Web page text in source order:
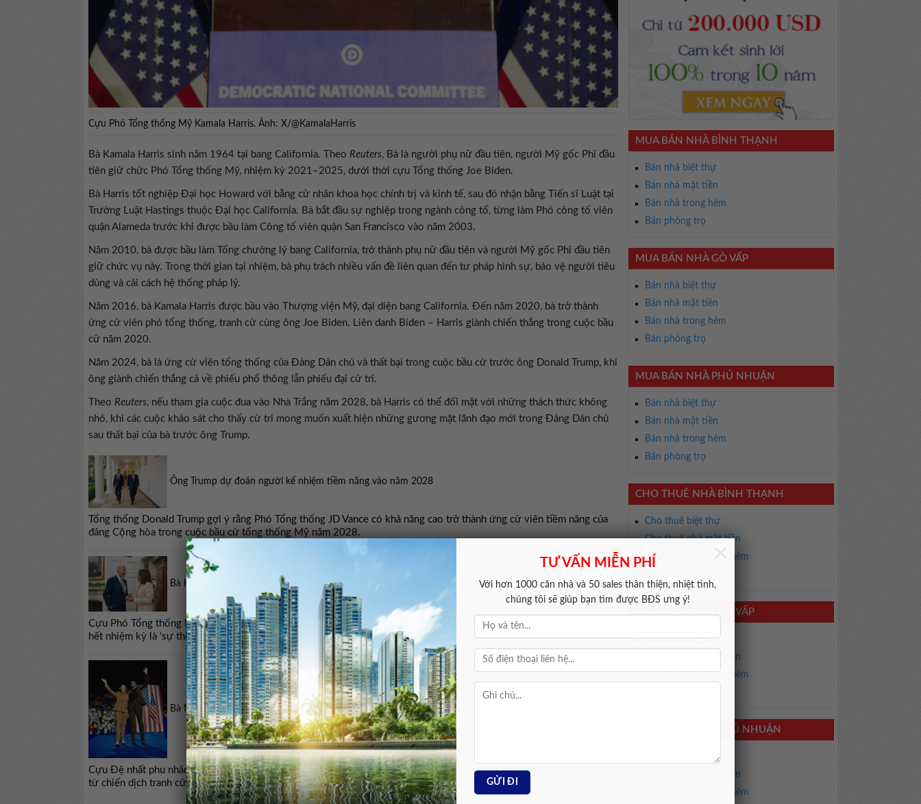
TƯ VẤN MIỄN PHÍ
Với hơn 1000 căn nhà và 50 sales thân thiện, nhiệt tình,
chúng tôi sẽ giúp bạn tìm được BĐS ưng ý!
Cựu Phó Tổng thống Mỹ Kamala Harris. Ảnh: X/@KamalaHarris
Bà Kamala Harris sinh năm 1964 tại bang California. Theo Reuters, Bà là người phụ nữ đầu tiên, người Mỹ gốc Phi đầu
tiên giữ chức Phó Tổng thống Mỹ, nhiệm kỳ 2021–2025, dưới thời cựu Tổng thống Joe Biden.
Bà Harris tốt nghiệp Đại học Howard với bằng cử nhân khoa học chính trị và kinh tế, sau đó nhận bằng Tiến sĩ Luật tại
Trường Luật Hastings thuộc Đại học California. Bà bắt đầu sự nghiệp trong ngành công tố, từng làm Phó công tố viên
quận Alameda trước khi được bầu làm Công tố viên quận San Francisco vào năm 2003.
Năm 2010, bà được bầu làm Tổng chưởng lý bang California, trở thành phụ nữ đầu tiên và người Mỹ gốc Phi đầu tiên
giữ chức vụ này. Trong thời gian tại nhiệm, bà phụ trách nhiều vấn đề liên quan đến tư pháp hình sự, bảo vệ người tiêu
dùng và cải cách hệ thống pháp lý.
Năm 2016, bà Kamala Harris được bầu vào Thượng viện Mỹ, đại diện bang California. Đến năm 2020, bà trở thành
ứng cử viên phó tổng thống, tranh cử cùng ông Joe Biden. Liên danh Biden – Harris giành chiến thắng trong cuộc bầu
cử năm 2020.
Năm 2024, bà là ứng cử viên tổng thống của Đảng Dân chủ và thất bại trong cuộc bầu cử trước ông Donald Trump, khi
ông giành chiến thắng cả về phiếu phổ thông lẫn phiếu đại cử tri.
Theo Reuters, nếu tham gia cuộc đua vào Nhà Trắng năm 2028, bà Harris có thể đối mặt với những thách thức không
nhỏ, khi các cuộc khảo sát cho thấy cử tri mong muốn xuất hiện những gương mặt lãnh đạo mới trong Đảng Dân chủ
sau thất bại của bà trước ông Trump.
Ông Trump dự đoán người kế nhiệm tiềm năng vào năm 2028
Tổng thống Donald Trump gợi ý rằng Phó Tổng thống JD Vance có khả năng cao trở thành ứng cử viên tiềm năng của
đảng Cộng hòa trong cuộc bầu cử tổng thống Mỹ năm 2028.
Bà Harris thừa nhận ông Biden không nên tái tranh cử tổng thống Mỹ
Cựu Phó Tổng thống Mỹ Kamala Harris cho rằng quyết định tái tranh cử của Tổng thống Joe Biden năm 2024 khi sắp
hết nhiệm kỳ là ‘sự thiếu thận trọng’.
Bà Michelle Obama: Nước Mỹ chưa sẵn sàng cho một nữ tổng thống
Cựu Đệ nhất phu nhân Michelle Obama cho biết nước Mỹ chưa sẵn sàng để một nữ tổng thống nắm quyền, dẫn chứng
từ chiến dịch tranh cử thất bại của cựu Phó Tổng thống Kamala Harris vào năm ngoái.
MUA BÁN NHÀ BÌNH THẠNH
Bán nhà biệt thự
Bán nhà mặt tiền
Bán nhà trong hẻm
Bán phòng trọ
MUA BÁN NHÀ GÒ VẤP
Bán nhà biệt thự
Bán nhà mặt tiền
Bán nhà trong hẻm
Bán phòng trọ
MUA BÁN NHÀ PHÚ NHUẬN
Bán nhà biệt thự
Bán nhà mặt tiền
Bán nhà trong hẻm
Bán phòng trọ
CHO THUÊ NHÀ BÌNH THẠNH
Cho thuê biệt thự
Cho thuê nhà mặt tiền
Cho thuê nhà trong hẻm
CHO THUÊ NHÀ GÒ VẤP
Cho thuê biệt thự
Cho thuê nhà mặt tiền
Cho thuê nhà trong hẻm
CHO THUÊ NHÀ PHÚ NHUẬN
Cho thuê biệt thự
Cho thuê nhà mặt tiền
Cho thuê nhà trong hẻm